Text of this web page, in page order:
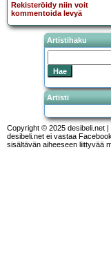
Rekisteröidy niin voit
kommentoida levyä
Artistihaku
Artisti
Copyright © 2025 desibeli.net
desibeli.net ei vastaa
sisältävän aiheeseen liittyvää